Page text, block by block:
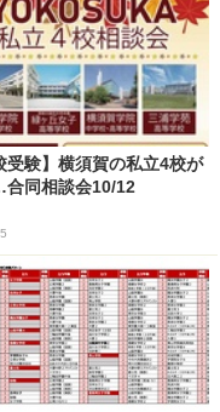
受験】横須賀の私立4校が
同相談会10/12